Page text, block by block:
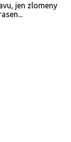
jen zlomeny